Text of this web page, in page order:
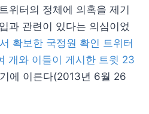
위터의 정체에 의혹을 제기
과 관련이 있다는 의심이었
확보한 국정원 확인 트위터
개와 이들이 게시한 트윗 23
에 이른다(2013년 6월 26